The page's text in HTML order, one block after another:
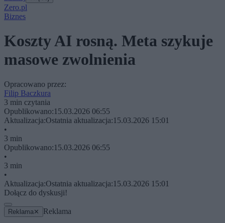
Zero.pl
Biznes
Koszty AI rosną. Meta szykuje
masowe zwolnienia
Opracowano przez:
Filip Baczkura
3 min czytania
Opublikowano:15.03.2026 06:55
Aktualizacja:Ostatnia aktualizacja:15.03.2026 15:01
•
3 min
Opublikowano:15.03.2026 06:55
•
3 min
•
Aktualizacja:Ostatnia aktualizacja:15.03.2026 15:01
Dołącz do dyskusji!
Reklama ✕ Reklama